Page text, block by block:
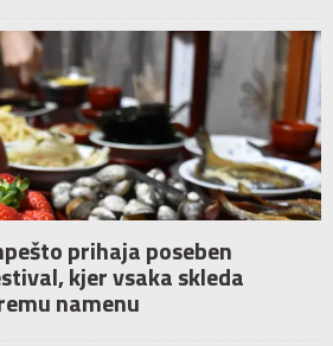
prihaja poseben
kjer vsaka skleda
namenu